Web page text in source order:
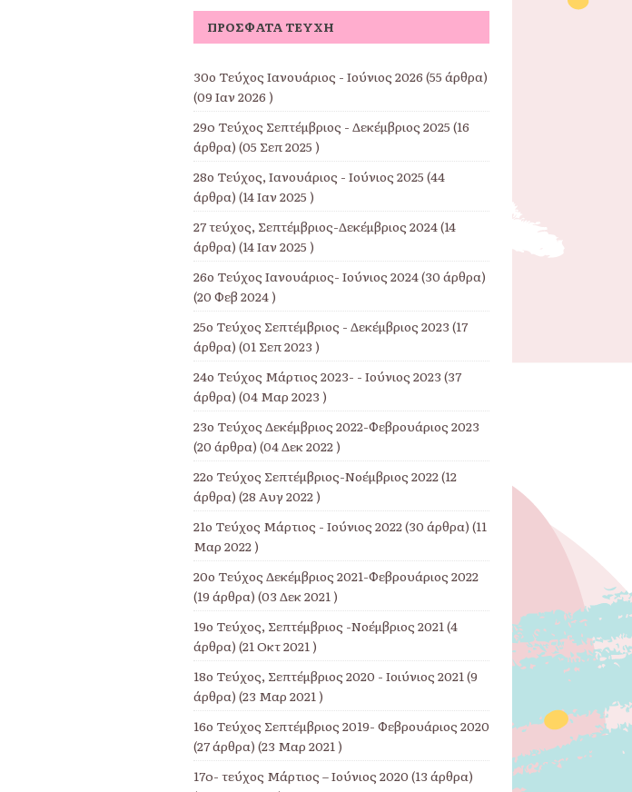
ΠΡΌΣΦΑΤΑ ΤΕΎΧΗ
30ο Τεύχος Ιανουάριος - Ιούνιος 2026 (55 άρθρα)
(09 Ιαν 2026 )
29o Τεύχος Σεπτέμβριος - Δεκέμβριος 2025 (16
άρθρα) (05 Σεπ 2025 )
28ο Τεύχος, Ιανουάριος - Ιούνιος 2025 (44
άρθρα) (14 Ιαν 2025 )
27 τεύχος, Σεπτέμβριος-Δεκέμβριος 2024(14
άρθρα) (14 Ιαν 2025 )
26ο Τεύχος Ιανουάριος- Ιούνιος 2024(30 άρθρα)
(20 Φεβ 2024 )
25ο Τεύχος Σεπτέμβριος - Δεκέμβριος 2023 (17
άρθρα) (01 Σεπ 2023 )
24ο Τεύχος Μάρτιος 2023- - Ιούνιος 2023 (37
άρθρα) (04 Μαρ 2023 )
23ο Τεύχος Δεκέμβριος 2022-Φεβρουάριος 2023
(20 άρθρα) (04 Δεκ 2022 )
22ο Τεύχος Σεπτέμβριος-Νοέμβριος 2022(12
άρθρα) (28 Αυγ 2022 )
21ο Τεύχος Μάρτιος - Ιούνιος 2022(30 άρθρα) (11
Μαρ 2022 )
20ο Τεύχος Δεκέμβριος 2021-Φεβρουάριος 2022
(19 άρθρα) (03 Δεκ 2021 )
19ο Τεύχος, Σεπτέμβριος -Νοέμβριος 2021 (4
άρθρα) (21 Οκτ 2021 )
18ο Τεύχος, Σεπτέμβριος 2020 - Ιοιύνιος 2021 (9
άρθρα) (23 Μαρ 2021 )
16ο Τεύχος Σεπτέμβριος 2019- Φεβρουάριος 2020
(27 άρθρα) (23 Μαρ 2021 )
17o- τεύχος Μάρτιος – Ιούνιος 2020 (13 άρθρα)